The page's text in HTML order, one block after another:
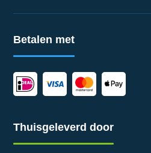
Betalen met
Thuisgeleverd door